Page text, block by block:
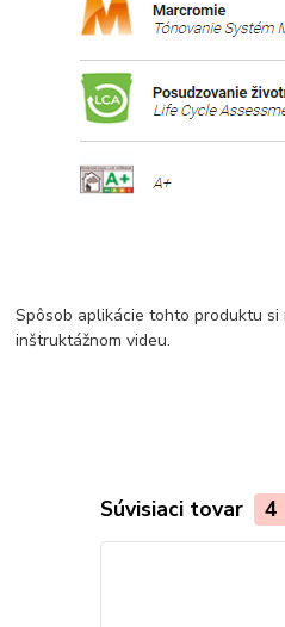
Spôsob aplikácie tohto produktu si
inštruktážnom videu.
Súvisiaci tovar 4